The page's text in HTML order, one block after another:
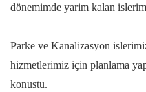
dönemimde yarim kalan
Parke ve Kanalizasyon
hizmetlerimiz için planlama
konustu.